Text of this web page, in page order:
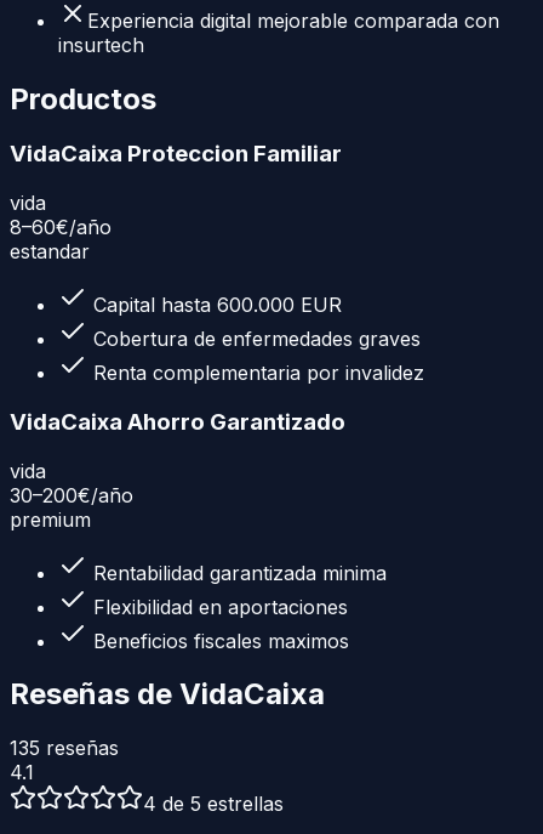
Experiencia digital mejorable comparada con
insurtech
Productos
VidaCaixa Proteccion Familiar
vida
8–60€/año
estandar
Capital hasta 600.000 EUR
Cobertura de enfermedades graves
Renta complementaria por invalidez
VidaCaixa Ahorro Garantizado
vida
30–200€/año
premium
Rentabilidad garantizada minima
Flexibilidad en aportaciones
Beneficios fiscales maximos
Reseñas de VidaCaixa
135 reseñas
4.1
4 de 5 estrellas